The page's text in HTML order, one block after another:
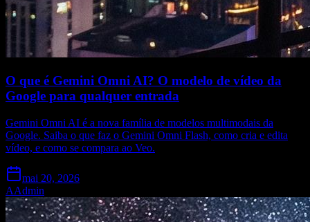
O que é Gemini Omni AI? O modelo de vídeo da
Google para qualquer entrada
Gemini Omni AI é a nova família de modelos multimodais da
Google. Saiba o que faz o Gemini Omni Flash, como cria e edita
vídeo, e como se compara ao Veo.
mai 20, 2026
AAdmin